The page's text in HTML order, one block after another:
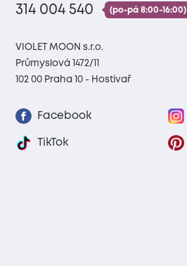
314 004 540
(po-pá 8:00-16:00)
VIOLET MOON s.r.o.
Průmyslová 1472/11
102 00 Praha 10 - Hostivař
Facebook
TikTok